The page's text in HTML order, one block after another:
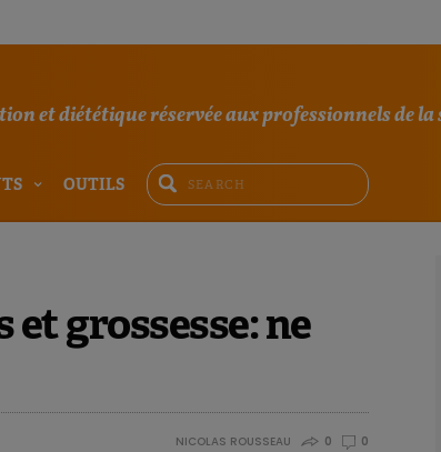
et diététique réservée aux professionnels de la
OUTILS
grossesse: ne
NICOLAS ROUSSEAU 0 0